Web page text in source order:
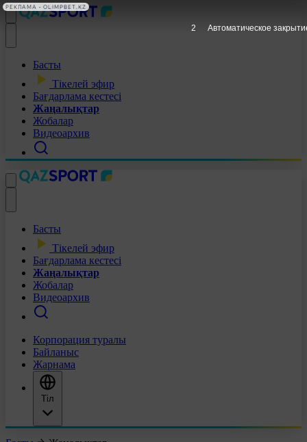
Басты
Тікелей эфир
Бағдарлама кестесі
Жаңалықтар
Жобалар
Видеоархив
Басты
Тікелей эфир
Бағдарлама кестесі
Жаңалықтар
Жобалар
Видеоархив
Корпорация туралы
Байланыс
Жарнама
Тіл
1 Автоматическое
РЕКЛАМА • OLIMPBET.KZ